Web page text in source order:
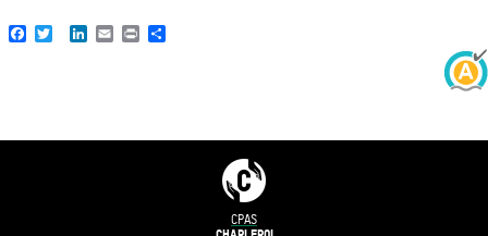
Facebook
TwitterLinkedIn
EmailPrint
CPAS